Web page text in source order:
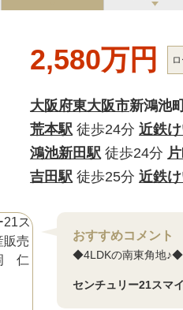
2,580万円
大阪府東大阪市新鴻池町
荒本駅 徒歩24分 近鉄
鴻池新田駅 徒歩24分
吉田駅 徒歩25分 近鉄
おすすめコメント
◆4LDKの南東角地
センチュリー21ス